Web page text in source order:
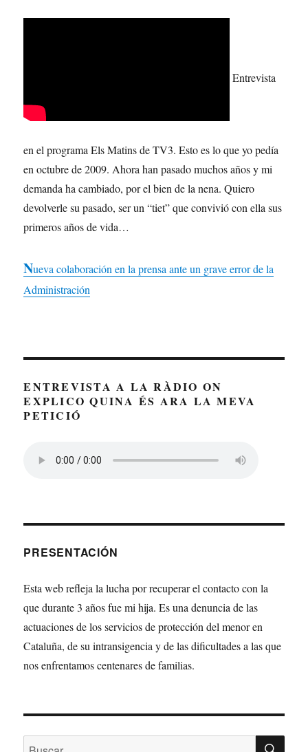
Entrevista
en el programa Els Matins de TV3. Esto es lo que yo pedía
en octubre de 2009. Ahora han pasado muchos años y mi
demanda ha cambiado, por el bien de la nena. Quiero
devolverle su pasado, ser un “tiet” que convivió con ella sus
primeros años de vida…
Nueva colaboración en la prensa ante un grave error de la
Administración
ENTREVISTA A LA RÀDIO ON
EXPLICO QUINA ÉS ARA LA MEVA
PETICIÓ
PRESENTACIÓN
Esta web refleja la lucha por recuperar el contacto con la
que durante 3 años fue mi hija. Es una denuncia de las
actuaciones de los servicios de protección del menor en
Cataluña, de su intransigencia y de las dificultades a las que
nos enfrentamos centenares de familias.
Buscar